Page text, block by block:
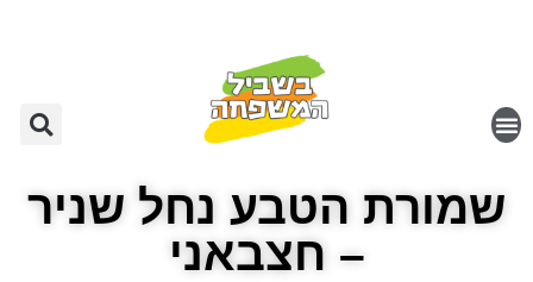
שמורת הטבע נחל שניר
– חצבאני